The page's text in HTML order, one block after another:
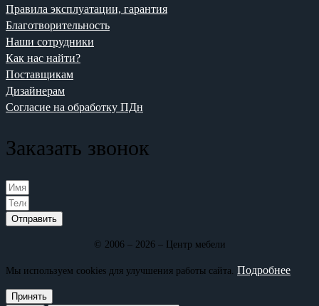
Правила эксплуатации, гарантия
Благотворительность
Наши сотрудники
Как нас найти?
Поставщикам
Дизайнерам
Согласие на обработку ПДн
Заказать звонок
Отправить
© 2006 – 2026 – Центр мебели
Мы используем cookies для улучшения работы сайта. Подробнее
Принять